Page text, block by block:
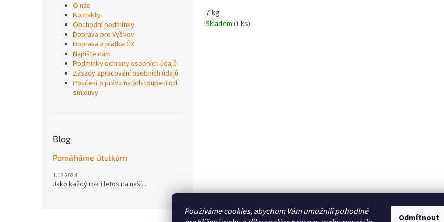
Používáme cookies, abychom Vám umožnili pohodlné
Odmítnout
O nás
Kontakty
Obchodní podmínky
Doprava pro Vyškov
Doprava a platba ČR
Napište nám
Podmínky ochrany osobních údajů
Zásady zpracování osobních údajů
Poučení o právu na odstoupení od
smlouvy
Blog
Pomáháme útulkům
1.12.2024
Jako každý rok i letos na naší...
7 kg
Skladem (1 ks)